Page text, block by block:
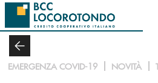
Salta al contenuto principale
EMERGENZA COVID-19 NOVITÀ